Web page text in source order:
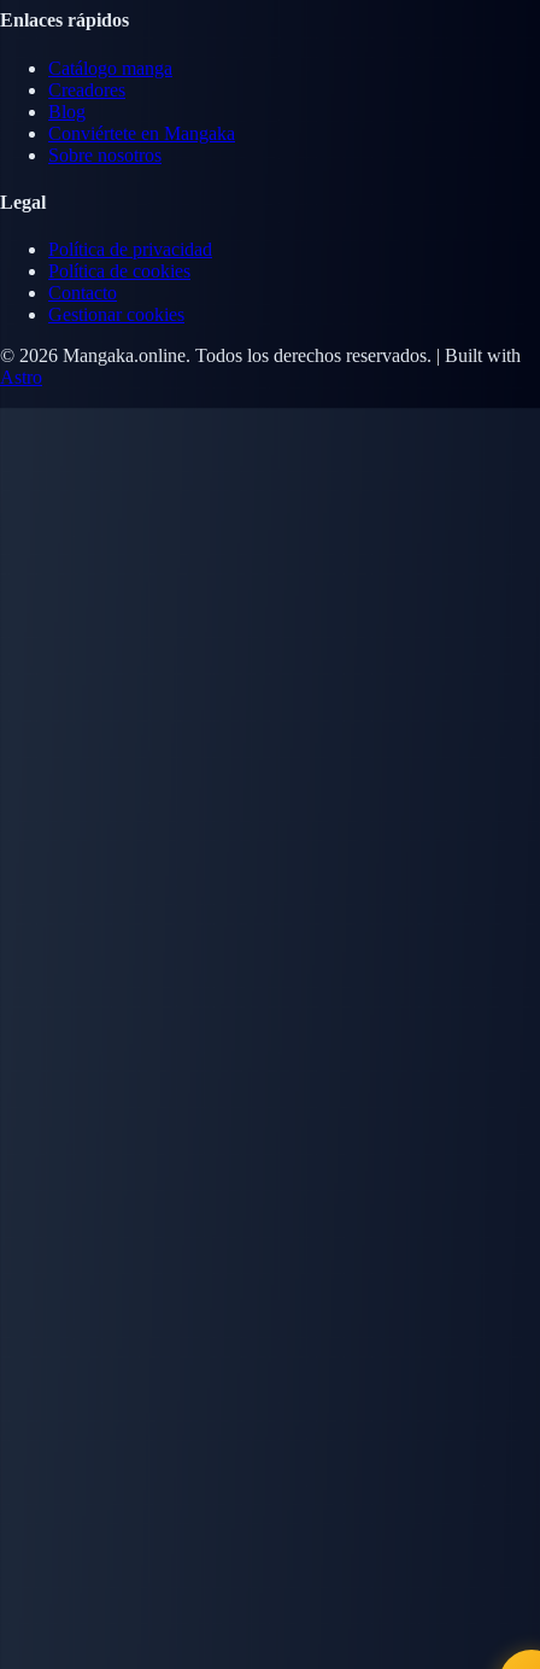
Enlaces rápidos
Catálogo manga
Creadores
Blog
Conviértete en Mangaka
Sobre nosotros
Legal
Política de privacidad
Política de cookies
Contacto
Gestionar cookies
© 2026 Mangaka.online. Todos los derechos reservados. | Built with
Astro